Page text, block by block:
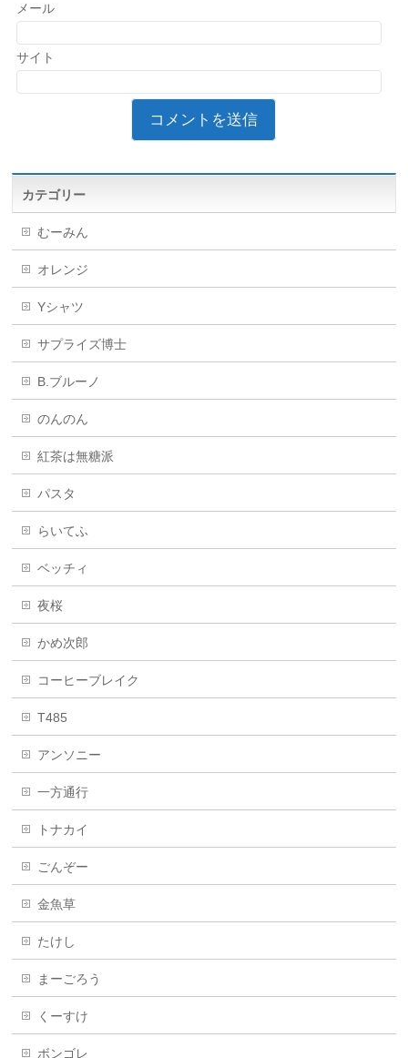
メール
サイト
カテゴリー
むーみん
オレンジ
Yシャツ
サプライズ博士
B.ブルーノ
のんのん
紅茶は無糖派
パスタ
らいてふ
ベッチィ
夜桜
かめ次郎
コーヒーブレイク
T485
アンソニー
一方通行
トナカイ
ごんぞー
金魚草
たけし
まーごろう
くーすけ
ボンゴレ